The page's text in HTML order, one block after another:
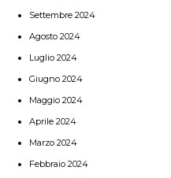
Settembre 2024
Agosto 2024
Luglio 2024
Giugno 2024
Maggio 2024
Aprile 2024
Marzo 2024
Febbraio 2024